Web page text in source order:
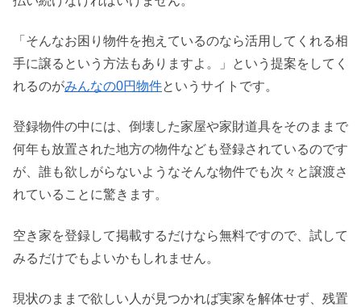
「そんなお困り物件を抱えているのなら活用してくれる相
手に譲るという方法もありますよ。」という提案をしてく
れるのがみんなの0円物件というサイトです。
登録物件の中には、倒壊した家屋や家財道具をそのままで
何年も放置された地方の物件なども登録されているのです
が、誰も欲しがらないようなそんな物件でも次々と譲渡さ
れていることに驚きます。
空き家を登録して掲載するだけなら無料ですので、試して
みるだけでもよいかもしれません。
現状のままで欲しい人が見つかれば実家を解体せず、残置